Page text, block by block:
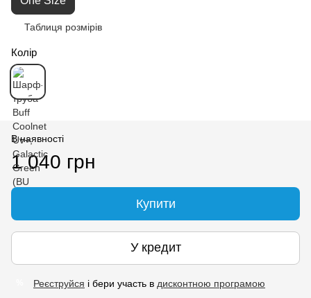
Таблиця розмірів
Колір
В наявності
1 040 грн
Купити
У кредит
Реєструйся і бери участь в дисконтною програмою